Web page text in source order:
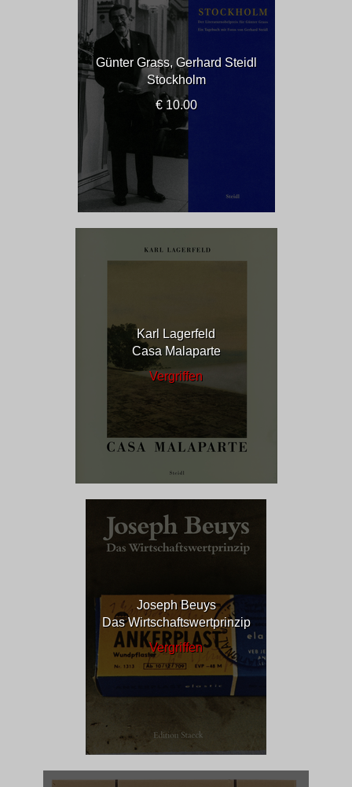
Günter Grass, Gerhard Steidl
Stockholm
€ 10.00
Karl Lagerfeld
Casa Malaparte
Vergriffen
Joseph Beuys
Das Wirtschaftswertprinzip
Vergriffen